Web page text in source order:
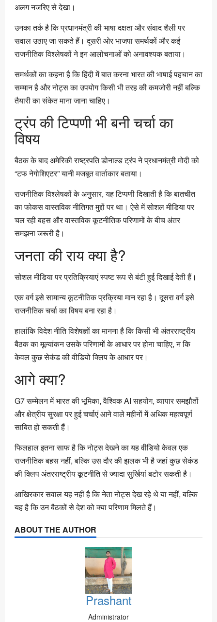
अलग नजरिए से देखा।
उनका तर्क है कि प्रधानमंत्री की भाषा दक्षता और संवाद शैली पर
सवाल उठाए जा सकते हैं। दूसरी ओर भाजपा समर्थकों और कई
राजनीतिक विश्लेषकों ने इन आलोचनाओं को अनावश्यक बताया।
समर्थकों का कहना है कि हिंदी में बात करना भारत की भाषाई पहचान का
सम्मान है और नोट्स का उपयोग किसी भी तरह की कमजोरी नहीं बल्कि
तैयारी का संकेत माना जाना चाहिए।
ट्रंप की टिप्पणी भी बनी चर्चा का
विषय
बैठक के बाद अमेरिकी राष्ट्रपति डोनाल्ड ट्रंप ने प्रधानमंत्री मोदी को
“टफ नेगोशिएटर” यानी मजबूत वार्ताकार बताया।
राजनीतिक विश्लेषकों के अनुसार, यह टिप्पणी दिखाती है कि बातचीत
का फोकस वास्तविक नीतिगत मुद्दों पर था। ऐसे में सोशल मीडिया पर
चल रही बहस और वास्तविक कूटनीतिक परिणामों के बीच अंतर
समझना जरूरी है।
जनता की राय क्या है?
सोशल मीडिया पर प्रतिक्रियाएं स्पष्ट रूप से बंटी हुई दिखाई देती हैं।
एक वर्ग इसे सामान्य कूटनीतिक प्रक्रिया मान रहा है। दूसरा वर्ग इसे
राजनीतिक चर्चा का विषय बना रहा है।
हालांकि विदेश नीति विशेषज्ञों का मानना है कि किसी भी अंतरराष्ट्रीय
बैठक का मूल्यांकन उसके परिणामों के आधार पर होना चाहिए, न कि
केवल कुछ सेकंड की वीडियो क्लिप के आधार पर।
आगे क्या?
G7 सम्मेलन में भारत की भूमिका, वैश्विक AI सहयोग, व्यापार समझौतों
और क्षेत्रीय सुरक्षा पर हुई चर्चाएं आने वाले महीनों में अधिक महत्वपूर्ण
साबित हो सकती हैं।
फिलहाल इतना साफ है कि नोट्स देखने का यह वीडियो केवल एक
राजनीतिक बहस नहीं, बल्कि उस दौर की झलक भी है जहां कुछ सेकंड
की क्लिप अंतरराष्ट्रीय कूटनीति से ज्यादा सुर्खियां बटोर सकती है।
आखिरकार सवाल यह नहीं है कि नेता नोट्स देख रहे थे या नहीं, बल्कि
यह है कि उन बैठकों से देश को क्या परिणाम मिलते हैं।
ABOUT THE AUTHOR
Prashant
Administrator